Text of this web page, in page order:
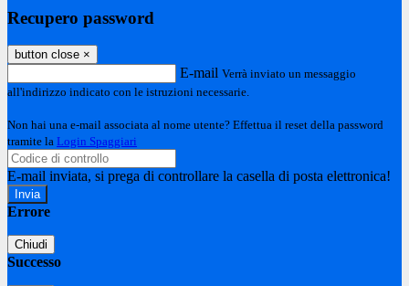
Recupero password
button close ×
E-mail Verrà inviato un messaggio
all'indirizzo indicato con le istruzioni necessarie.
Non hai una e-mail associata al nome utente? Effettua il reset della password
tramite la Login Spaggiari
E-mail inviata, si prega di controllare la casella di posta elettronica!
Errore
Chiudi
Successo